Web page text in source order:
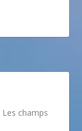
Les champs